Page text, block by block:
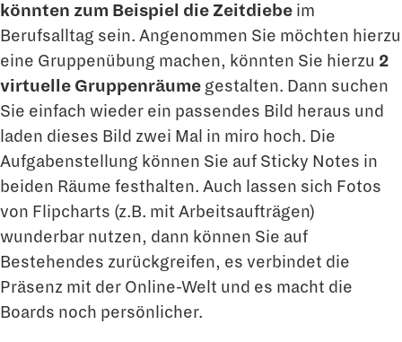
könnten zum Beispiel die Zeitdiebe im
Berufsalltag sein. Angenommen Sie möchten hierzu
eine Gruppenübung machen, könnten Sie hierzu 2
virtuelle Gruppenräume gestalten. Dann suchen
Sie einfach wieder ein passendes Bild heraus und
laden dieses Bild zwei Mal in miro hoch. Die
Aufgabenstellung können Sie auf Sticky Notes in
beiden Räume festhalten. Auch lassen sich Fotos
von Flipcharts (z.B. mit Arbeitsaufträgen)
wunderbar nutzen, dann können Sie auf
Bestehendes zurückgreifen, es verbindet die
Präsenz mit der Online-Welt und es macht die
Boards noch persönlicher.